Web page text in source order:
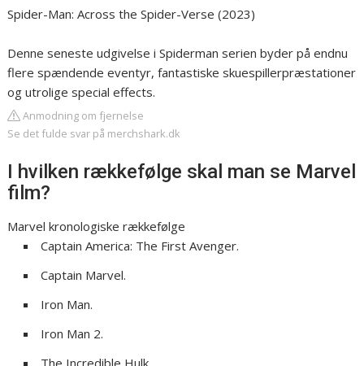
Spider-Man: Across the Spider-Verse (2023)
Denne seneste udgivelse i Spiderman serien byder på endnu
flere spændende eventyr, fantastiske skuespillerpræstationer
og utrolige special effects.
Anmodning om fjernelse
Se det fulde svar på merchshark.dk
I hvilken rækkefølge skal man se Marvel
film?
Marvel kronologiske rækkefølge
Captain America: The First Avenger.
Captain Marvel.
Iron Man.
Iron Man 2.